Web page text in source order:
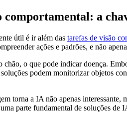
comportamental: a
útil é ir além das tarefas de visão
ações e padrões, e não
o que pode indicar doença.
podem monitorizar objetos
torna a IA não apenas
parte fundamental de soluções de